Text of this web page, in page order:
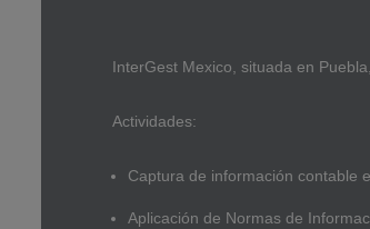
InterGest Mexico, situada en
Actividades:
Captura de información contable
Aplicación de Normas de